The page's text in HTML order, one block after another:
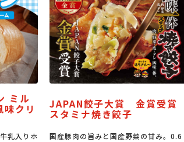
受賞
み。0.6
うな丼のたれ
うな丼はもちろん、豚丼、焼肉のたれに